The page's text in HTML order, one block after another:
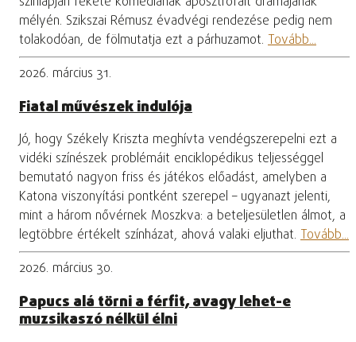
mélyén. Szikszai Rémusz évadvégi rendezése pedig nem
tolakodóan, de fölmutatja ezt a párhuzamot. Tovább...
2026. március 31.
Fiatal művészek indulója
Jó, hogy Székely Kriszta meghívta vendégszerepelni ezt a
vidéki színészek problémáit enciklopédikus teljességgel
bemutató nagyon friss és játékos előadást, amelyben a
Katona viszonyítási pontként szerepel – ugyanazt jelenti,
mint a három nővérnek Moszkva: a beteljesületlen álmot, a
legtöbbre értékelt színházat, ahová valaki eljuthat. Tovább...
2026. március 30.
Papucs alá törni a férfit, avagy lehet-e
muzsikaszó nélkül élni